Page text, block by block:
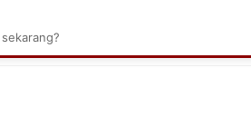
Tarombo Batak